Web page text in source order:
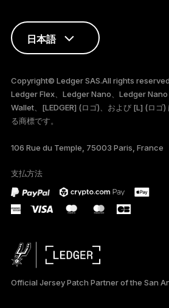
日本語
Copyright© Ledger SAS.All rights
Ledger Flex、Ledger Nano、Ledger
Wallet、[LEDGER] (ロゴ)、および [L] (ロゴ
る商標です。
106 Rue du Temple, 75003 Paris, France
支払方法
Official Jersey Patch Partner of the San